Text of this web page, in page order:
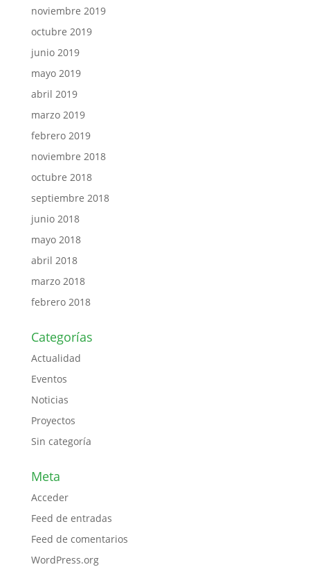
noviembre 2019
octubre 2019
junio 2019
mayo 2019
abril 2019
marzo 2019
febrero 2019
noviembre 2018
octubre 2018
septiembre 2018
junio 2018
mayo 2018
abril 2018
marzo 2018
febrero 2018
Categorías
Actualidad
Eventos
Noticias
Proyectos
Sin categoría
Meta
Acceder
Feed de entradas
Feed de comentarios
WordPress.org